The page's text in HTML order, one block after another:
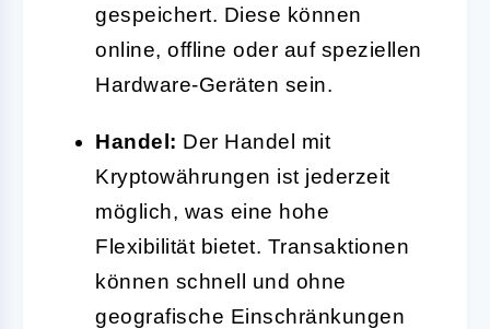
gespeichert. Diese können
online, offline oder auf speziellen
Hardware-Geräten sein.
Handel: Der Handel mit
Kryptowährungen ist jederzeit
möglich, was eine hohe
Flexibilität bietet. Transaktionen
können schnell und ohne
geografische Einschränkungen